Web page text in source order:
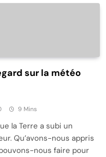
sur la météo
9 Mins
la Terre a subi un
Qu’avons-nous appris
nous faire pour